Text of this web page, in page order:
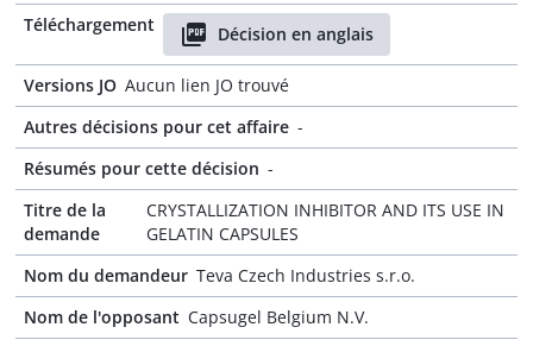
Téléchargement
Décision en anglais
Versions JO Aucun lien JO trouvé
Autres décisions pour cet affaire -
Résumés pour cette décision -
Titre de la
demande
CRYSTALLIZATION INHIBITOR AND ITS USE IN
GELATIN CAPSULES
Nom du demandeur Teva Czech Industries s.r.o.
Nom de l'opposant Capsugel Belgium N.V.